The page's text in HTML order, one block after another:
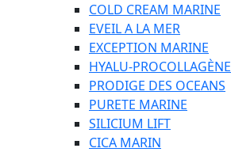
COLD CREAM MARINE
EVEIL A LA MER
EXCEPTION MARINE
HYALU-PROCOLLAGÈNE
PRODIGE DES OCEANS
PURETE MARINE
SILICIUM LIFT
СICA MARIN